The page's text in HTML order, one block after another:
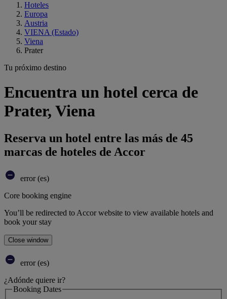
Hoteles
Europa
Austria
VIENA (Estado)
Viena
Prater
Tu próximo destino
Encuentra un hotel cerca de
Prater, Viena
Reserva un hotel entre las más de 45
marcas de hoteles de Accor
error (es)
Core booking engine
You’ll be redirected to Accor website to view available hotels and
book your stay
Close window
error (es)
¿Adónde quiere ir?
Booking Dates